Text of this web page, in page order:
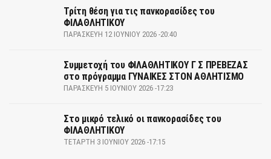
Τρίτη θέση για τις πανκορασίδες του
ΦΙΛΑΘΛΗΤΙΚΟΥ
ΠΑΡΑΣΚΕΥΉ 12 ΙΟΥΝΊΟΥ 2026 -20:40
Συμμετοχή του ΦΙΛΑΘΛΗΤΙΚΟΥ Γ Σ ΠΡΕΒΕΖΑΣ
στο πρόγραμμα ΓΥΝΑΙΚΕΣ ΣΤΟΝ ΑΘΛΗΤΙΣΜΟ
ΠΑΡΑΣΚΕΥΉ 5 ΙΟΥΝΊΟΥ 2026 -17:23
Στο μικρό τελικό οι πανκορασίδες του
ΦΙΛΑΘΛΗΤΙΚΟΥ
ΤΕΤΆΡΤΗ 3 ΙΟΥΝΊΟΥ 2026 -17:15